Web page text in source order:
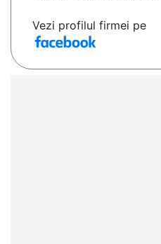
Vezi profilul firmei pe